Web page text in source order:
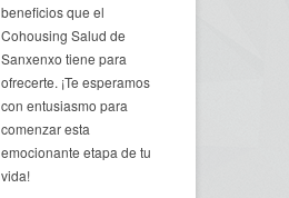
beneficios que el
Cohousing Salud de
Sanxenxo tiene para
ofrecerte. ¡Te esperamos
con entusiasmo para
comenzar esta
emocionante etapa de tu
vida!